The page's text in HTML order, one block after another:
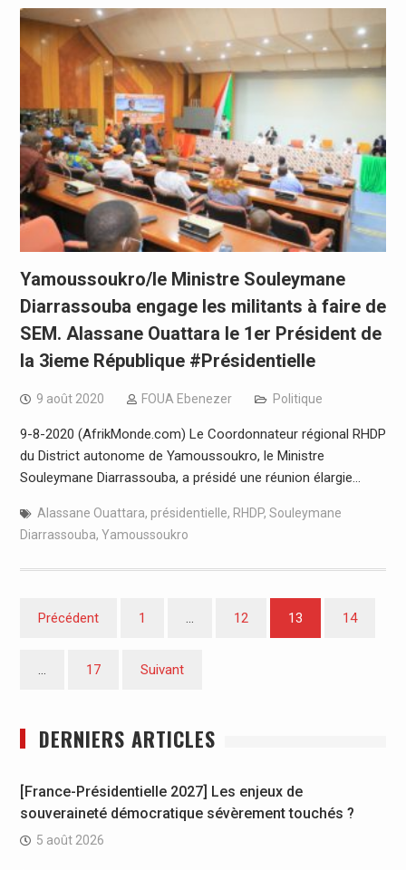
Yamoussoukro/le Ministre Souleymane
Diarrassouba engage les militants à faire de
SEM. Alassane Ouattara le 1er Président de
la 3ieme République #Présidentielle
9 août 2020 FOUA Ebenezer Politique
9-8-2020 (AfrikMonde.com) Le Coordonnateur régional RHDP
du District autonome de Yamoussoukro, le Ministre
Souleymane Diarrassouba, a présidé une réunion élargie…
Alassane Ouattara, présidentielle, RHDP, Souleymane
Diarrassouba, Yamoussoukro
Pagination
publications
Précédent 1 … 12 13 14
… 17 Suivant
DERNIERS ARTICLES
[France-Présidentielle 2027] Les enjeux de
souveraineté démocratique sévèrement touchés ?
5 août 2026